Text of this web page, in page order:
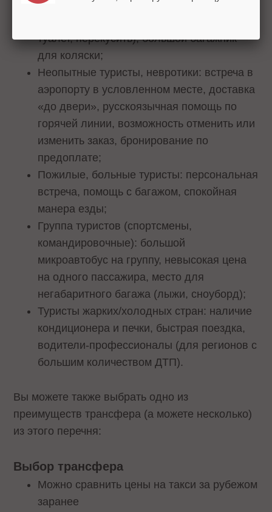
поездка (соблюдение режима питания/
туалет, перекусить), большой багажник
для коляски;
Неопытные туристы, невротики: встреча в
аэропорту в условленном месте, доставка
«до двери», русскоязычная помощь по
горячей линии, возможность отменить или
изменить заказ, бронирование по
предоплате;
Пожилые, больные туристы: персональная
встреча, помощь с багажом, спокойная
манера езды;
Группа туристов (спортсмены,
командировочные): большой
микроавтобус на группу, невысокая цена
на одного пассажира, место для
негабаритного багажа (лыжи, сноуборд);
Туристы жарких/холодных стран: наличие
кондиционера и печки, быстрая поездка,
водители-профессионалы (для регионов с
большим количеством ДТП).
Вы можете также выбрать одно из
преимуществ трансфера (а можете несколько)
из этого перечня:
Выбор трансфера
Можно сравнить цены на такси за рубежом
заранее